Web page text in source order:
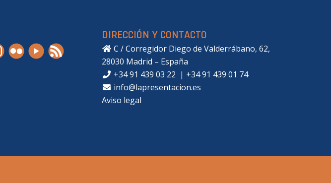
DIRECCIÓN Y CONTACTO
C / Corregidor Diego de Valderrábano, 62,
28030 Madrid – España
+34 91 439 03 22 | +34 91 439 01 74
info@lapresentacion.es
Aviso legal